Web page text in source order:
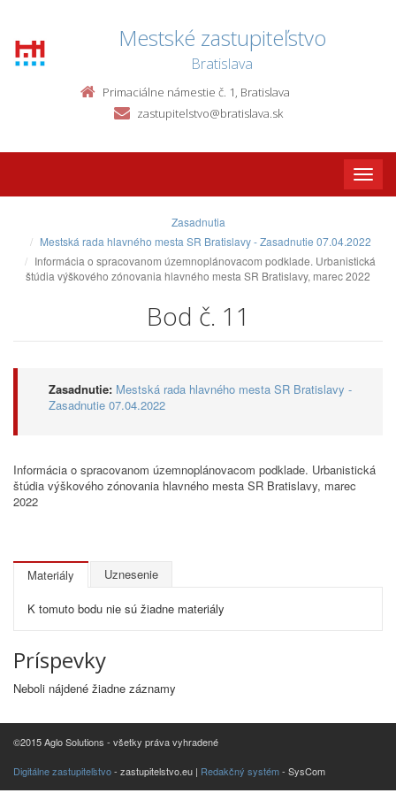
Mestské zastupiteľstvo
Bratislava
Primaciálne námestie č. 1, Bratislava
zastupitelstvo@bratislava.sk
Toggle
Zasadnutia
Mestská rada hlavného mesta SR Bratislavy - Zasadnutie 07.04.2022
Informácia o spracovanom územnoplánovacom podklade. Urbanistická
štúdia výškového zónovania hlavného mesta SR Bratislavy, marec 2022
Bod č. 11
Zasadnutie: Mestská rada hlavného mesta SR Bratislavy -
Zasadnutie 07.04.2022
Informácia o spracovanom územnoplánovacom podklade. Urbanistická
štúdia výškového zónovania hlavného mesta SR Bratislavy, marec
2022
Materiály Uznesenie
K tomuto bodu nie sú žiadne materiály
Príspevky
Neboli nájdené žiadne záznamy
©2015 Aglo Solutions - všetky práva vyhradené
Digitálne zastupiteľstvo- zastupitelstvo.eu | Redakčný systém- SysCom